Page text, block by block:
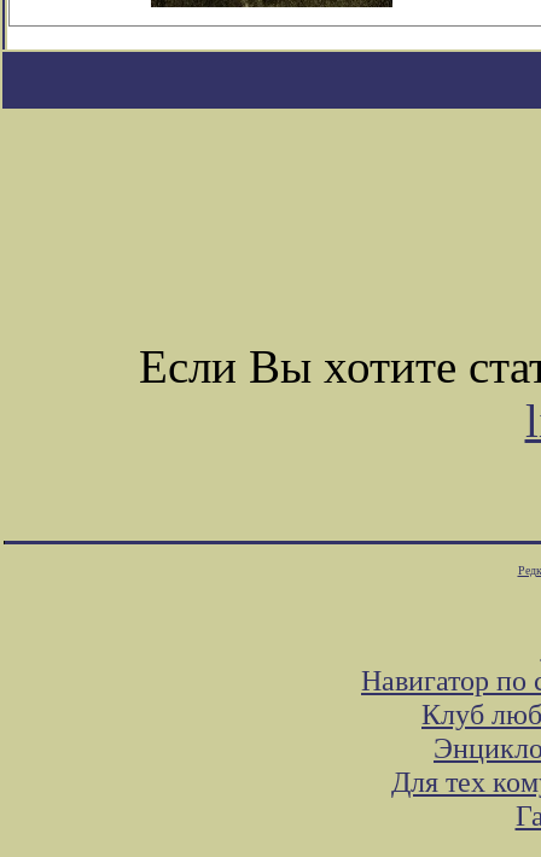
Если Вы хотите
Навигатор
Клуб
Для тех